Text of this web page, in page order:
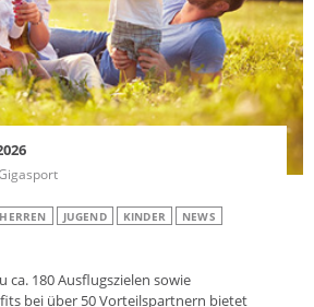
HERREN JUGEND KINDER
NEWS
ca. 180 Ausflugszielen sowie
bei über 50 Vorteilspartnern bietet